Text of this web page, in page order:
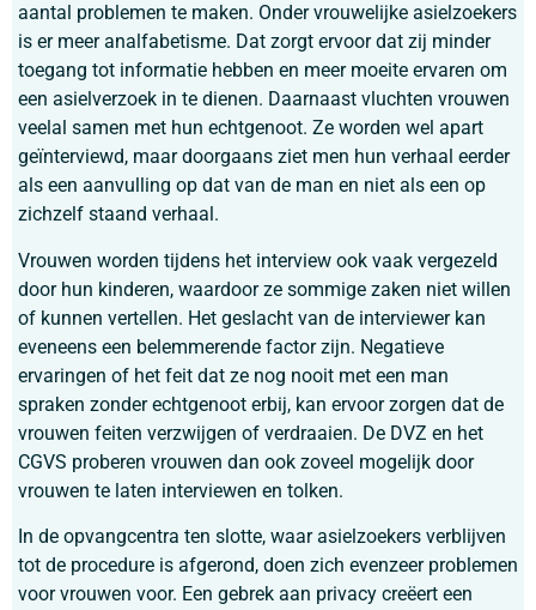
aantal problemen te maken. Onder vrouwelijke asielzoekers
is er meer analfabetisme. Dat zorgt ervoor dat zij minder
toegang tot informatie hebben en meer moeite ervaren om
een asielverzoek in te dienen. Daarnaast vluchten vrouwen
veelal samen met hun echtgenoot. Ze worden wel apart
geïnterviewd, maar doorgaans ziet men hun verhaal eerder
als een aanvulling op dat van de man en niet als een op
zichzelf staand verhaal.
Vrouwen worden tijdens het interview ook vaak vergezeld
door hun kinderen, waardoor ze sommige zaken niet willen
of kunnen vertellen. Het geslacht van de interviewer kan
eveneens een belemmerende factor zijn. Negatieve
ervaringen of het feit dat ze nog nooit met een man
spraken zonder echtgenoot erbij, kan ervoor zorgen dat de
vrouwen feiten verzwijgen of verdraaien. De DVZ en het
CGVS proberen vrouwen dan ook zoveel mogelijk door
vrouwen te laten interviewen en tolken.
In de opvangcentra ten slotte, waar asielzoekers verblijven
tot de procedure is afgerond, doen zich evenzeer problemen
voor vrouwen voor. Een gebrek aan privacy creëert een